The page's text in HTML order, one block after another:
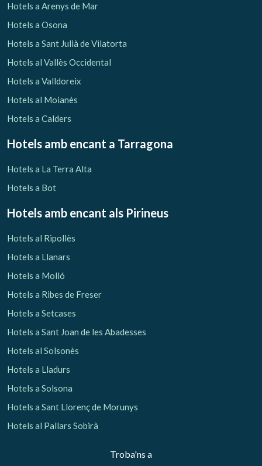
Verificar localitzador
Hotels a Arenys de Mar
Hotels a Osona
Hotels a Sant Julià de Vilatorta
Hotels al Vallès Occidental
Hotels a Valldoreix
Hotels al Moianès
Hotels a Calders
Hotels amb encant a Tarragona
Hotels a La Terra Alta
Hotels a Bot
Hotels amb encant als Pirineus
Hotels al Ripollès
Hotels a Llanars
Hotels a Molló
Hotels a Ribes de Freser
Hotels a Setcases
Hotels a Sant Joan de les Abadesses
Hotels al Solsonès
Hotels a Lladurs
Hotels a Solsona
Hotels a Sant Llorenç de Morunys
Hotels al Pallars Sobirà
Troba'ns a